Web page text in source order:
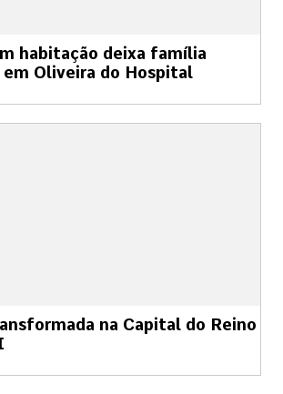
habitação deixa família
em Oliveira do Hospital
na Capital do Reino